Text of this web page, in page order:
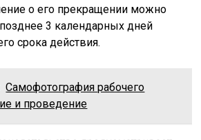
о его прекращении можно
3 календарных дней
срока действия.
Самофотография рабочего
и проведение